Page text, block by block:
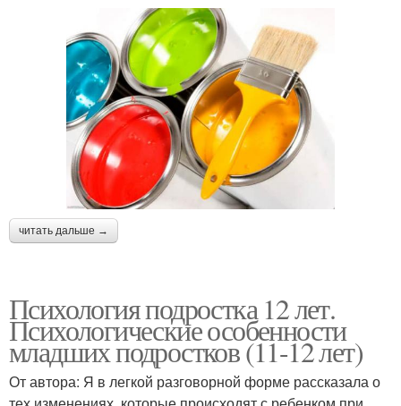
читать дальше →
Психология подростка 12 лет.
Психологические особенности
младших подростков (11-12 лет)
От автора: Я в легкой разговорной форме рассказала о